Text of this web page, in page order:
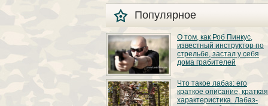
Популярное
О том, как Роб Пинкус,
известный инструктор по
стрельбе, застал у себя
дома грабителей
Вот вы всё говорите:
«В США круто, там
можно любого
постороннего в своём
Что такое лабаз: его
краткое описание, краткая
характеристика. Лабаз-